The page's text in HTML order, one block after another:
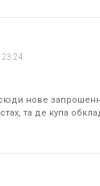
23:24
нове
та де купа